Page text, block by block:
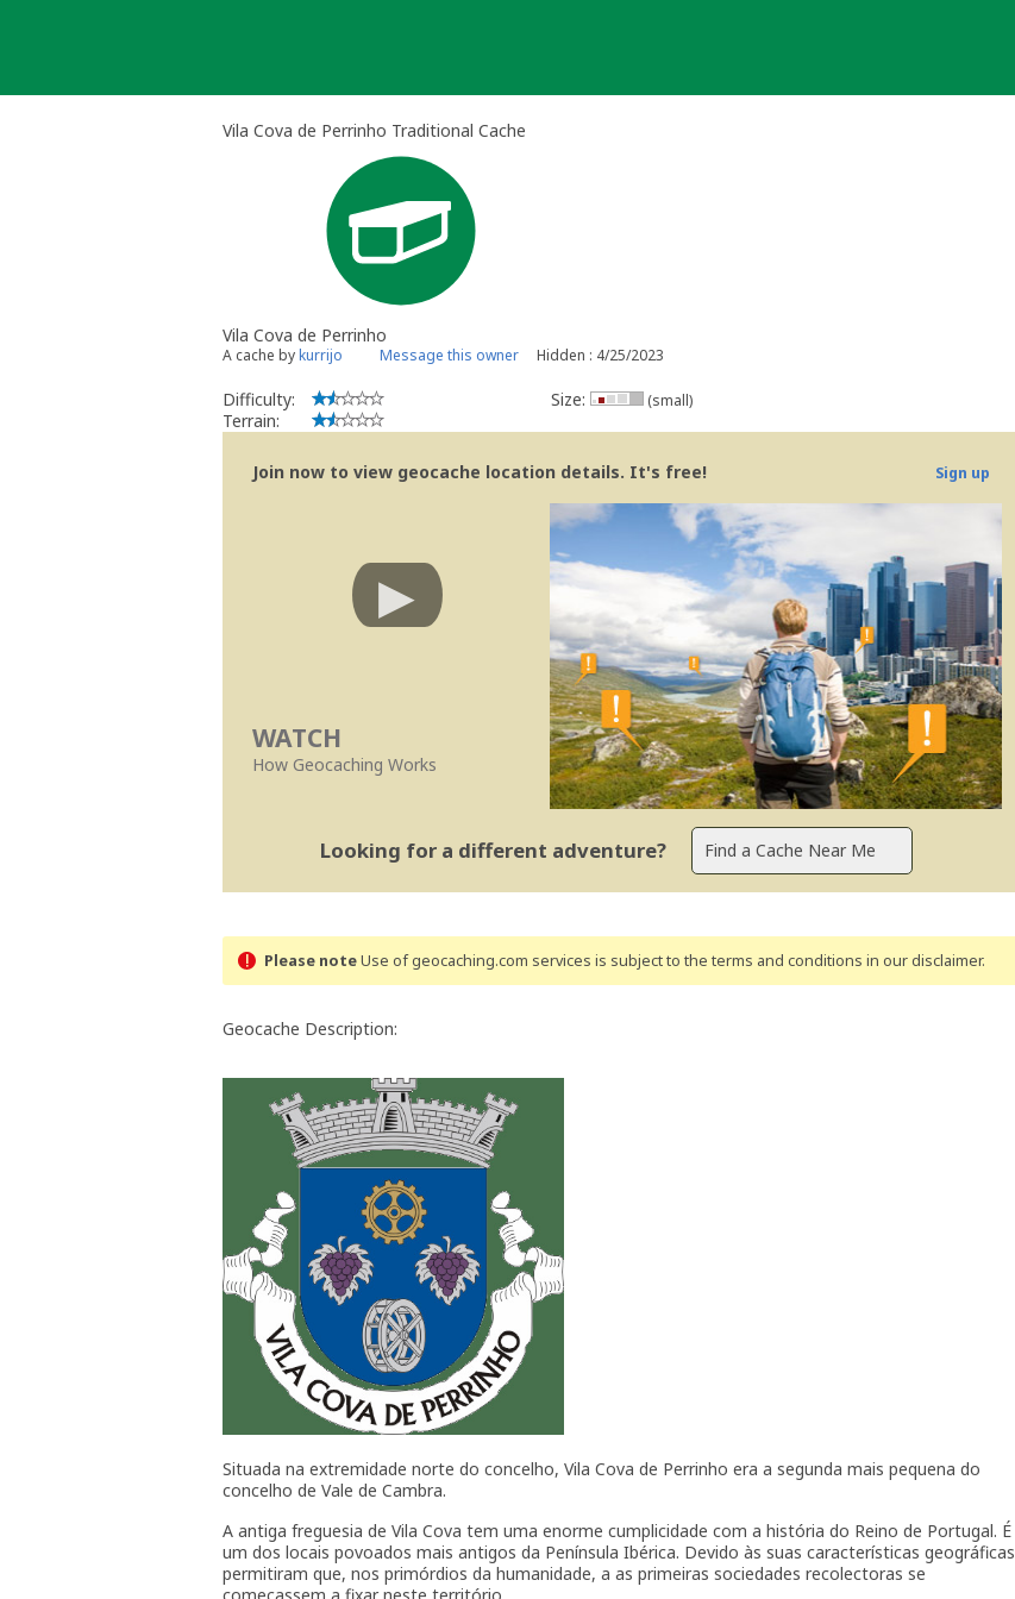
Vila Cova de Perrinho Traditional Cache
Vila Cova de Perrinho
A cache bykurrijo Message this owner Hidden : 4/25/2023
Difficulty:
Terrain:
Size: (small)
Join now to view geocache location details. It's free! Sign up
WATCH
How Geocaching Works
Looking for a different adventure?
Please noteUse of geocaching.com services is subject to the terms and conditions in our disclaimer.
Geocache Description:
Situada na extremidade norte do concelho, Vila Cova de Perrinho era a segunda mais pequena do
concelho de Vale de Cambra.
A antiga freguesia de Vila Cova tem uma enorme cumplicidade com a história do Reino de Portugal. É
um dos locais povoados mais antigos da Península Ibérica. Devido às suas características geográficas
permitiram que, nos primórdios da humanidade, a as primeiras sociedades recolectoras se